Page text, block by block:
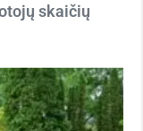
skaičių